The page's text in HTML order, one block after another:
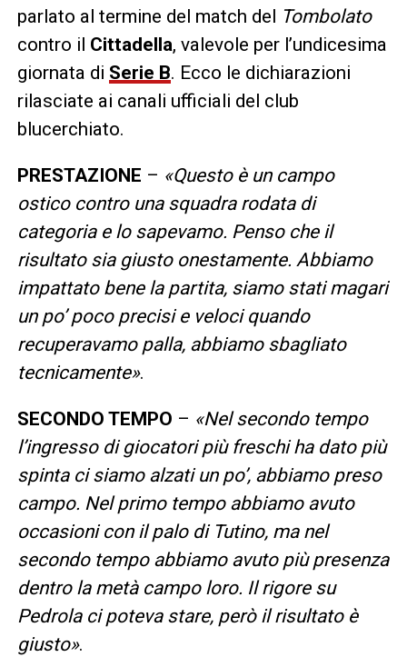
parlato al termine del match del Tombolato
contro il Cittadella, valevole per l’undicesima
giornata di Serie B. Ecco le dichiarazioni
rilasciate ai canali ufficiali del club
blucerchiato.
PRESTAZIONE – «Questo è un campo
ostico contro una squadra rodata di
categoria e lo sapevamo. Penso che il
risultato sia giusto onestamente. Abbiamo
impattato bene la partita, siamo stati magari
un po’ poco precisi e veloci quando
recuperavamo palla, abbiamo sbagliato
tecnicamente».
SECONDO TEMPO – «Nel secondo tempo
l’ingresso di giocatori più freschi ha dato più
spinta ci siamo alzati un po’, abbiamo preso
campo. Nel primo tempo abbiamo avuto
occasioni con il palo di Tutino, ma nel
secondo tempo abbiamo avuto più presenza
dentro la metà campo loro. Il rigore su
Pedrola ci poteva stare, però il risultato è
giusto».